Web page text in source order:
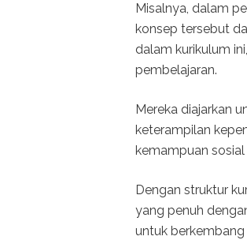
Misalnya, dalam
konsep tersebut
dalam kurikulum
pembelajaran.
Mereka diajarkan
keterampilan
kemampuan
Dengan struktur
yang penuh
untuk